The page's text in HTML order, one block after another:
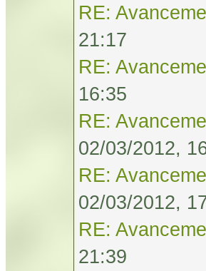
RE:
21:17
RE:
16:35
RE:
02/03/2012,
RE:
02/03/2012,
RE:
21:39